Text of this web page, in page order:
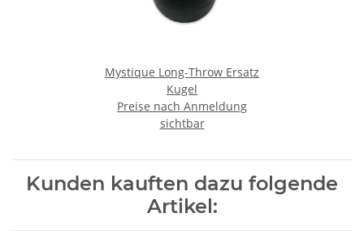
Mystique Long-Throw Ersatz
Kugel
Preise nach Anmeldung
sichtbar
Kunden kauften dazu folgende
Artikel: